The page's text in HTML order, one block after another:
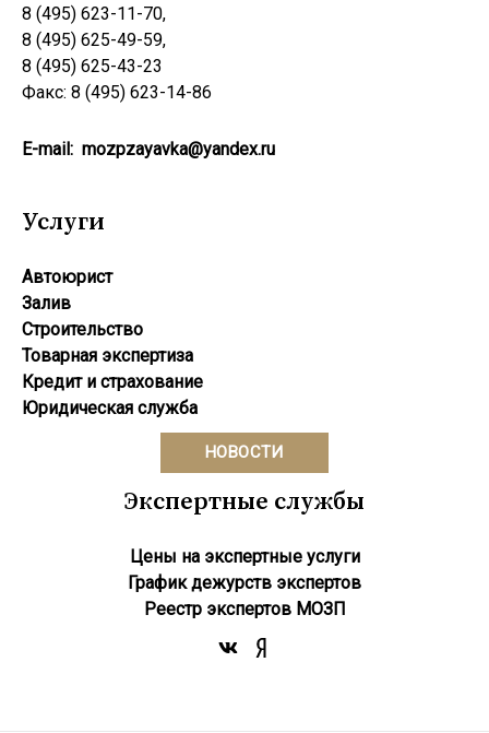
8 (495) 623-11-70,
8 (495) 625-49-59,
8 (495) 625-43-23
Факс: 8 (495) 623-14-86
E-mail: mozpzayavka@yandex.ru
Услуги
Автоюрист
Залив
Строительство
Товарная экспертиза
Кредит и страхование
Юридическая служба
НОВОСТИ
Экспертные службы
Цены на экспертные услуги
График дежурств экспертов
Реестр экcпертов МОЗП